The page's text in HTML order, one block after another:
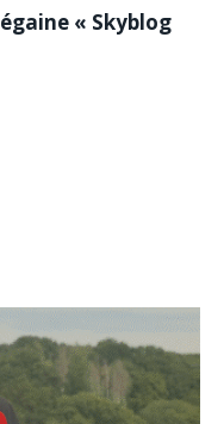
« Skyblog